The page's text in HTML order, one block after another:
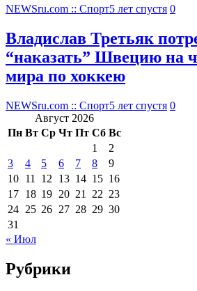
NEWSru.com :: Спорт5 лет спустя 0
Владислав Третьяк
“наказать” Швецию на
мира по хоккею
NEWSru.com :: Спорт5 лет спустя 0
Август 2026
Пн Вт Ср Чт Пт Сб Вс
1
2
3
4 5 6 7 8
9
10 11 12 13 14 15 16
17 18 19 20 21 22 23
24 25 26 27 28 29 30
31
« Июл
Рубрики